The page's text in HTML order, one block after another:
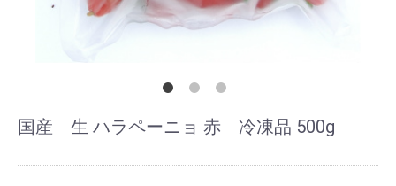
国産 生 ハラペーニョ 赤 冷凍品 500g